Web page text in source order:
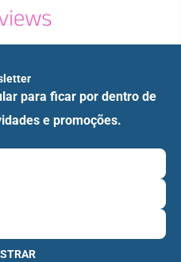
para ficar por dentro de
e promoções.